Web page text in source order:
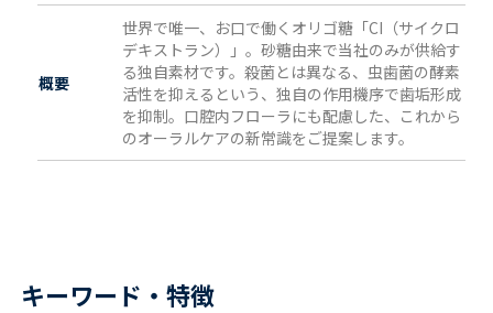
概要
世界で唯一、お口で働くオリゴ糖「CI（サイクロ
デキストラン）」。砂糖由来で当社のみが供給す
る独自素材です。殺菌とは異なる、虫歯菌の酵素
活性を抑えるという、独自の作用機序で歯垢形成
を抑制。口腔内フローラにも配慮した、これから
のオーラルケアの新常識をご提案します。
キーワード・特徴